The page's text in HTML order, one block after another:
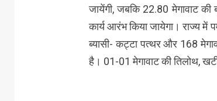
जायेंगी, जबकि 22.80 मेगावाट की
कार्य आरंभ किया जायेगा। राज्य में
ब्यासी- कट्टा पत्थर और 168
है। 01-01 मेगावाट की तिलोथ,